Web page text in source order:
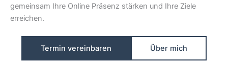
gemeinsam Ihre Online Präsenz stärken und Ihre Ziele
erreichen.
Termin vereinbaren Über mich